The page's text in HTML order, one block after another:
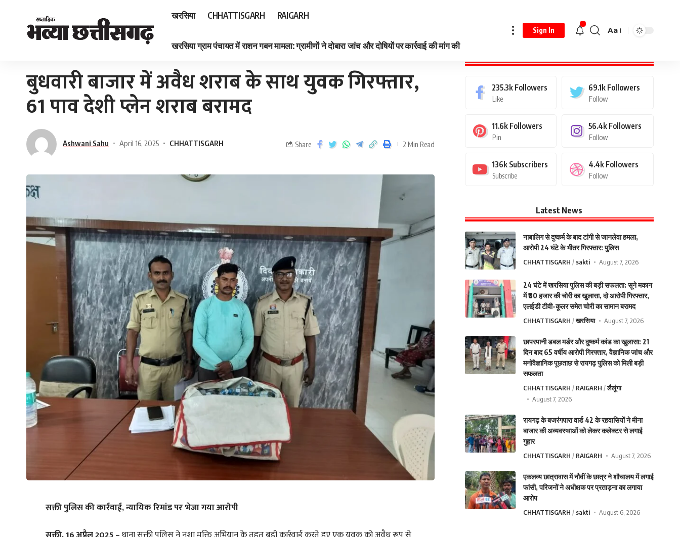
खरसिया CHHATTISGARH RAIGARH
खरसिया ग्राम पंचायत में राशन गबन मामला: ग्रामीणों ने दोबारा जांच और दोषियों पर कार्रवाई की मांग की
Sign In Aa
बुधवारी बाजार में अवैध शराब के साथ युवक गिरफ्तार,
61 पाव देशी प्लेन शराब बरामद
Ashwani Sahu April 16, 2025 CHHATTISGARH Share 2 Min Read
सक्ती पुलिस की कार्रवाई, न्यायिक रिमांड पर भेजा गया आरोपी
235.3k Followers
Like
69.1k Followers
Follow
11.6k Followers
Pin
56.4k Followers
Follow
136k Subscribers
Subscribe
4.4k Followers
Follow
Latest News
नाबालिग से दुष्कर्म के बाद टांगी से जानलेवा हमला,
आरोपी 24 घंटे के भीतर गिरफ्तार: पुलिस
CHHATTISGARH sakti August 7, 2026
24 घंटे में खरसिया पुलिस की बड़ी सफलता: सूने मकान
में ₹80 हजार की चोरी का खुलासा, दो आरोपी गिरफ्तार,
एलईडी टीवी-कूलर समेत चोरी का सामान बरामद
CHHATTISGARH खरसिया August 7, 2026
छापरपानी डबल मर्डर और दुष्कर्म कांड का खुलासा: 21
दिन बाद 65 वर्षीय आरोपी गिरफ्तार, वैज्ञानिक जांच और
मनोवैज्ञानिक पूछताछ से रायगढ़ पुलिस को मिली बड़ी
सफलता
CHHATTISGARH RAIGARH
लैलूंगा
August 7, 2026
रायगढ़ के बजरंगपारा वार्ड 42 के रहवासियों ने मीना
बाजार की अव्यवस्थाओं को लेकर कलेक्टर से लगाई
गुहार
CHHATTISGARH RAIGARH August 7, 2026
एकलव्य छात्रावास में नौवीं के छात्र ने शौचालय में लगाई
फांसी, परिजनों ने अधीक्षक पर प्रताड़ना का लगाया
आरोप
CHHATTISGARH sakti August 6, 2026